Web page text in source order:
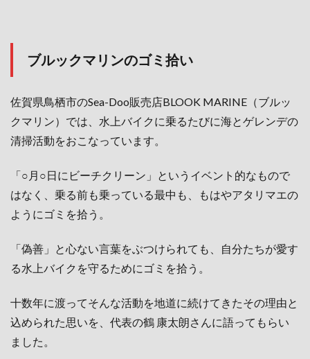
ブルックマリンのゴミ拾い
佐賀県鳥栖市のSea-Doo販売店BLOOK MARINE（ブルッ
クマリン）では、水上バイクに乗るたびに海とゲレンデの
清掃活動をおこなっています。
「○月○日にビーチクリーン」というイベント的なもので
はなく、乗る前も乗っている最中も、もはやアタリマエの
ようにゴミを拾う。
「偽善」と心ない言葉をぶつけられても、自分たちが愛す
る水上バイクを守るためにゴミを拾う。
十数年に渡ってそんな活動を地道に続けてきたその理由と
込められた思いを、代表の鶴 康太朗さんに語ってもらい
ました。